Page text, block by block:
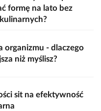
formę na lato bez
organizmu - dlaczego
niż myślisz?
sit na efektywność